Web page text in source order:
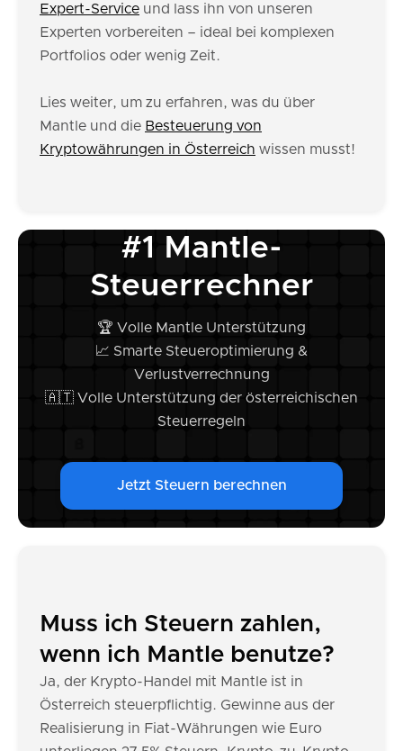
Expert-Service und lass ihn von unseren
Experten vorbereiten – ideal bei komplexen
Portfolios oder wenig Zeit.
Lies weiter, um zu erfahren, was du über
Mantle und die Besteuerung von
Kryptowährungen in Österreich wissen musst!
#1 Mantle-
Steuerrechner
🏆 Volle Mantle Unterstützung
📈 Smarte Steueroptimierung &
Verlustverrechnung
🇦🇹 Volle Unterstützung der österreichischen
Steuerregeln
Jetzt Steuern berechnen
Muss ich Steuern zahlen,
wenn ich Mantle benutze?
Ja, der Krypto-Handel mit Mantle ist in
Österreich steuerpflichtig. Gewinne aus der
Realisierung in Fiat-Währungen wie Euro